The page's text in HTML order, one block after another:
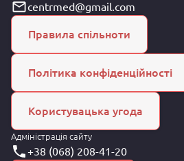
centrmed@gmail.com
Правила спільноти
Політика конфіденційності
Користувацька угода
Адміністрація сайту
+38 (068) 208-41-20